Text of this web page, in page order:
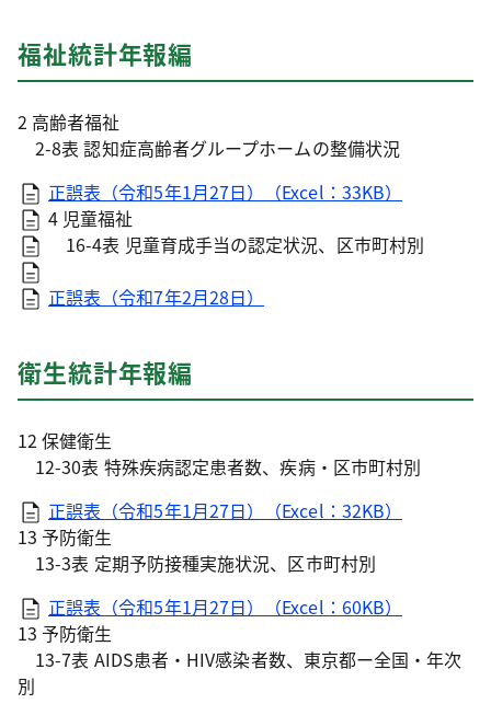
福祉統計年報編
2 高齢者福祉
2-8表 認知症高齢者グループホームの整備状況
正誤表（令和5年1月27日）（Excel：33KB）
4 児童福祉
16-4表 児童育成手当の認定状況、区市町村別
正誤表（令和7年2月28日）
衛生統計年報編
12 保健衛生
12-30表 特殊疾病認定患者数、疾病・区市町村別
正誤表（令和5年1月27日）（Excel：32KB）
13 予防衛生
13-3表 定期予防接種実施状況、区市町村別
正誤表（令和5年1月27日）（Excel：60KB）
13 予防衛生
13-7表 AIDS患者・HIV感染者数、東京都ー全国・年次
別